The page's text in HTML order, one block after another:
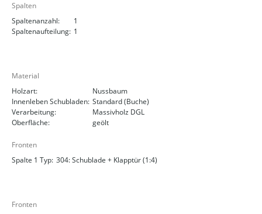
Spalten
Spaltenanzahl:
1
Spaltenaufteilung: 1
Material
Holzart:
Nussbaum
Innenleben Schubladen: Standard (Buche)
Verarbeitung:
Massivholz DGL
Oberfläche:
geölt
Fronten
Spalte 1 Typ: 304: Schublade + Klapptür (1:4)
Fronten